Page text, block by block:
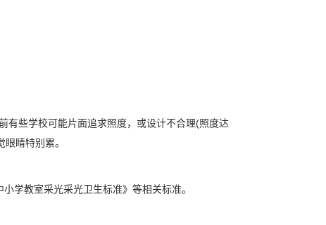
有些学校可能片面追求照度，或设计不合理(照度达
睛特别累。
学教室采光采光卫生标准》等相关标准。